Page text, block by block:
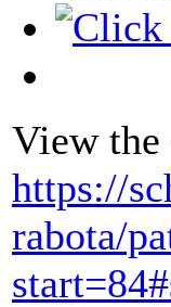
View the
https://
rabota/